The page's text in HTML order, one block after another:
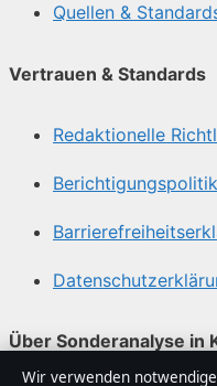
Quellen &
Vertrauen & Standards
Redaktionelle
Berichtigungspolitik
Über Sonderanalyse in
Wir verwenden